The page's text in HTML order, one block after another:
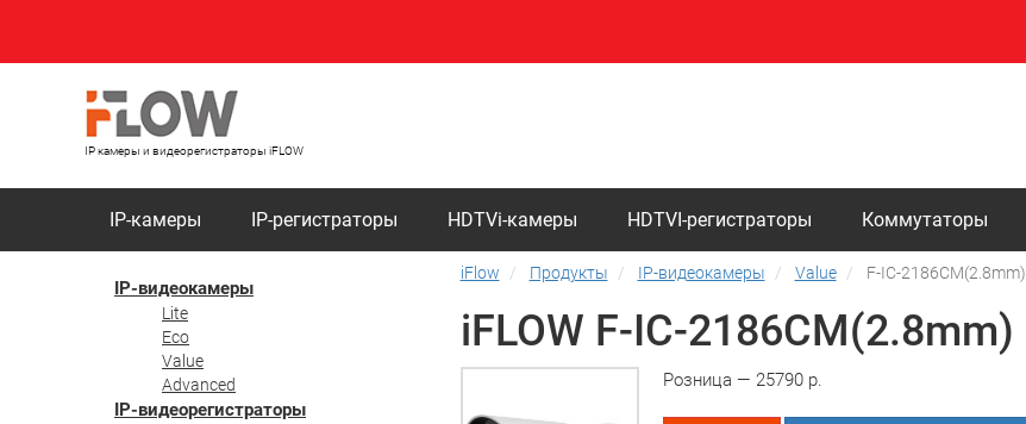
IP камеры и видеорегистраторы iFLOW
IP-камеры IP-регистраторы HDTVi-камеры HDTVI-регистраторы Коммутаторы
IP-видеокамеры
Lite
Eco
Value
Advanced
IP-видеорегистраторы
iFlow Продукты IP-видеокамеры Value F-IC-2186CM(2.8mm)
iFLOW F-IC-2186CM(2.8mm)
Розница — 25790 р.